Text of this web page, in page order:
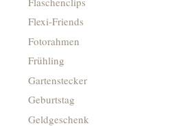
Flexi-Friends
Fotorahmen
Frühling
Gartenstecker
Geburtstag
Geldgeschenk